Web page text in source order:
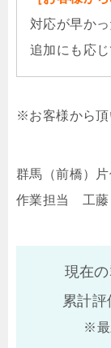
対応が早かっ
追加にも応
※お客様から頂
群馬（前橋）
作業担当 工藤
現在
累計評
※最